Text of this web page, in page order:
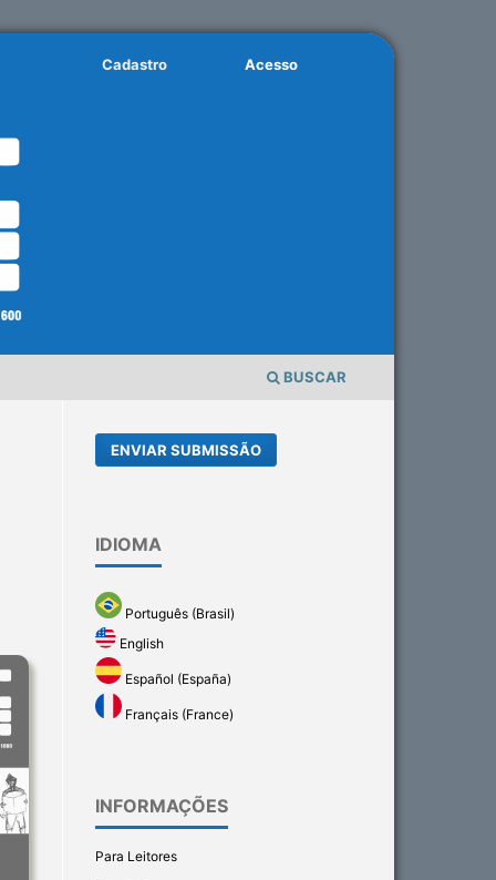
BUSCAR
Cadastro Acesso
ENVIAR SUBMISSÃO
IDIOMA
Português (Brasil)
English
Español (España)
Français (France)
INFORMAÇÕES
Para Leitores